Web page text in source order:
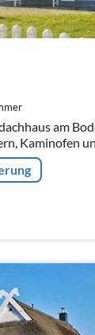
am
Kaminofen
für bis zu 8